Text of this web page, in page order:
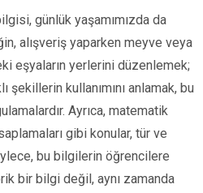
günlük yaşamımızda da
alışveriş yaparken meyve veya
eşyaların yerlerini düzenlemek;
kullanımını anlamak, bu
Ayrıca, matematik
gibi konular, tür ve
bu bilgilerin öğrencilere
bir bilgi değil, aynı zamanda